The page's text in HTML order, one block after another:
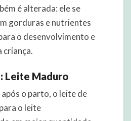
é alterada: ele se
gorduras e nutrientes
o desenvolvimento e
criança.
Leite Maduro
o parto, o leite de
o leite